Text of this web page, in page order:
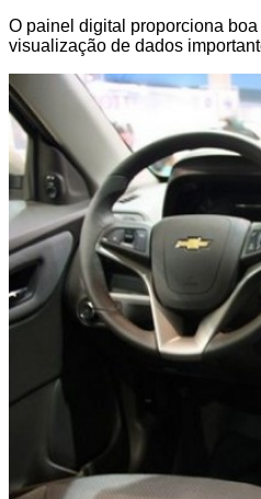
O painel digital proporciona
visualização de dados